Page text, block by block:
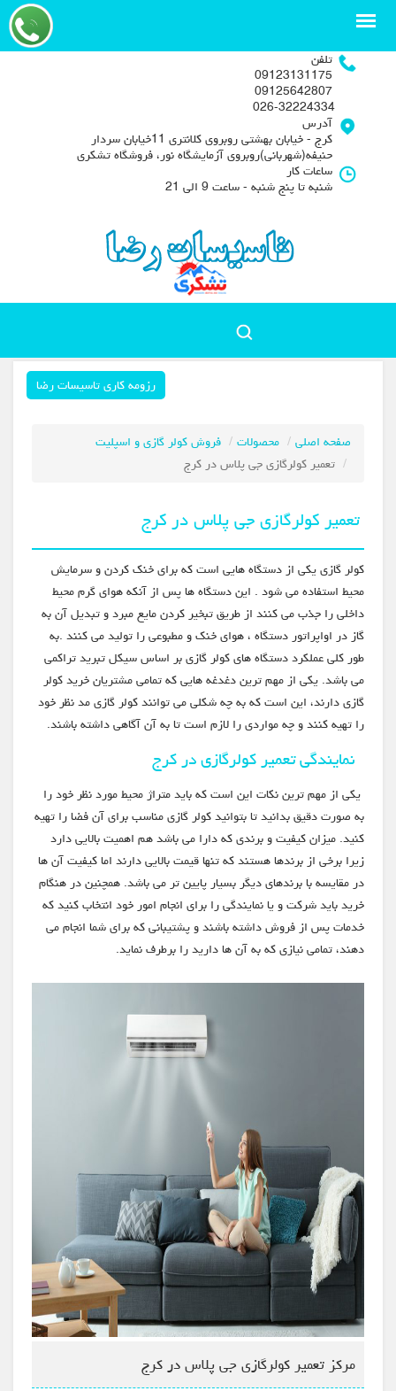
تلفن
09123131175
09125642807
آدرس
کرج - خیابان بهشتی روبروی کلانتری 11خیابان سردار
حنیفه(شهربانی)روبروی آزمایشگاه نور، فروشگاه تشکری
ساعات کار
شنبه تا پنج شنبه - ساعت 9 الی 21
رزومه کاری تاسیسات رضا
صفحه اصلی محصولات
فروش کولر گازی و اسپلیت
تعمیر کولرگازی جی پلاس در کرج
تعمیر کولرگازی جی پلاس در کرج
کولر گازی یکی از دستگاه هایی است که برای خنک کردن و سرمایش
محیط استفاده می شود . این دستگاه ها پس از آنکه هوای گرم محیط
داخلی را جذب می کنند از طریق تبخیر کردن مایع مبرد و تبدیل آن به
گاز در اواپراتور دستگاه ، هوای خنک و مطبوعی را تولید می کنند .به
طور کلی عملکرد دستگاه های کولر گازی بر اساس سیکل تبرید تراکمی
می باشد. یکی از مهم ترین دغدغه هایی که تمامی مشتریان خرید کولر
گازی دارند، این است که به چه شکلی می توانند کولر گازی مد نظر خود
را تهیه کنند و چه مواردی را لازم است تا به آن آگاهی داشته باشند.
نمایندگی تعمیر کولرگازی در کرج
یکی از مهم ترین نکات این است که باید متراژ محیط مورد نظر خود را
به صورت دقیق بدانید تا بتوانید کولر گازی مناسب برای آن فضا را تهیه
کنید. میزان کیفیت و برندی که دارا می باشد هم اهمیت بالایی دارد
زیرا برخی از برندها هستند که تنها قیمت بالایی دارند اما کیفیت آن ها
در مقایسه با برندهای دیگر بسیار پایین تر می باشد. همچنین در هنگام
خرید باید شرکت و یا نمایندگی را برای انجام امور خود انتخاب کنید که
خدمات پس از فروش داشته باشند و پشتیبانی که برای شما انجام می
دهند، تمامی نیازی که به آن ها دارید را برطرف نماید.
مرکز تعمیر کولرگازی جی پلاس در کرج